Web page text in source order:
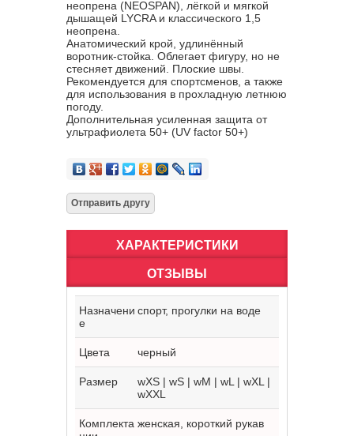
неопрена (NEOSPAN), лёгкой и мягкой
дышащей LYCRA и классического 1,5
неопрена.
Анатомический крой, удлинённый
воротник-стойка. Облегает фигуру, но не
стесняет движений. Плоские швы.
Рекомендуется для спортсменов, а также
для использования в прохладную летнюю
погоду.
Дополнительная усиленная защита от
ультрафиолета 50+ (UV factor 50+)
ХАРАКТЕРИСТИКИ
ОТЗЫВЫ
Назначени
е
спорт, прогулки на воде
Цвета черный
Размер
wXS | wS | wM | wL | wXL |
wXXL
Комплекта женская, короткий рукав